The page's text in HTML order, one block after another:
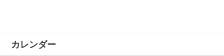
カレンダー